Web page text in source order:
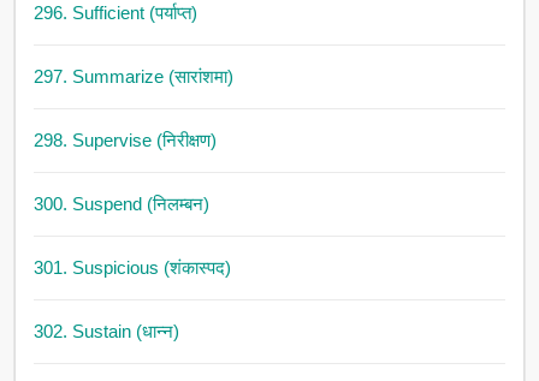
296. Sufficient (पर्याप्त)
297. Summarize (सारांशमा)
298. Supervise (निरीक्षण)
300. Suspend (निलम्बन)
301. Suspicious (शंकास्पद)
302. Sustain (धान्न)